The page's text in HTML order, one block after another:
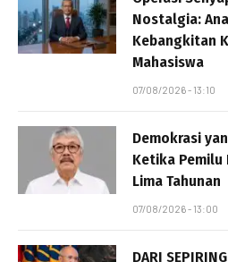
Nostalgia:
Kebangkitan
Mahasiswa
07/08/2026 - 13:10
Demokrasi
Ketika Pemilu
Lima Tahunan
07/08/2026 - 13:00
DARI